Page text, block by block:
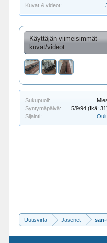
Kuvat & videot:
Käyttäjän viimeisimmät
kuvat/videot
IMG_20211226_154553 IMG_20211226_154609 IMG_20211226_154548
Sukupuoli:
Mies
Syntymäpäivä:
5/9/94 (Ikä: 31)
Sijainti:
Uutisvirta Jäsenet